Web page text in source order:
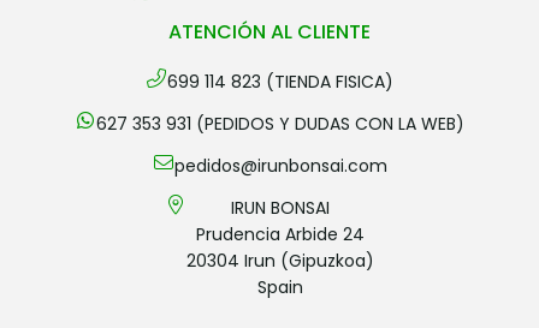
ATENCIÓN AL CLIENTE
699 114 823 (TIENDA FISICA)
627 353 931 (PEDIDOS Y DUDAS CON LA WEB)
pedidos@irunbonsai.com
IRUN BONSAI
Prudencia Arbide 24
20304 Irun (Gipuzkoa)
Spain